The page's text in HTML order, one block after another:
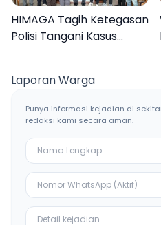
HIMAGA Tagih Ketegasan
Polisi Tangani Kasus
Laporan Warga
Punya informasi kejadian di
redaksi kami secara aman.